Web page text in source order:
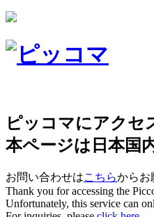
ピッコマにアクセ
本ページは日本国
お問い合わせはこちらからお
Thank you for accessing the
Unfortunately, this service can